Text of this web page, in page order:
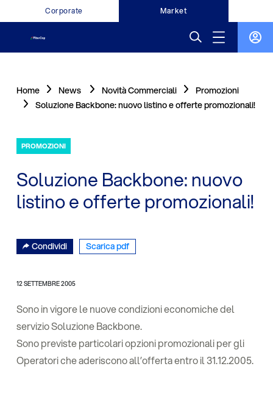
Corporate Market
Home News Novità Commerciali
Promozioni
Soluzione Backbone: nuovo listino e offerte promozionali!
PROMOZIONI
Soluzione Backbone: nuovo
listino e offerte promozionali!
Condividi Scarica pdf
12 SETTEMBRE 2005
Sono in vigore le nuove condizioni economiche del
servizio Soluzione Backbone.
Sono previste particolari opzioni promozionali per gli
Operatori che aderiscono all’offerta entro il 31.12.2005.